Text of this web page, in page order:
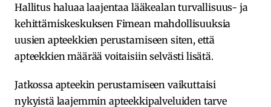
Hallitus haluaa laajentaa lääkealan turvallisuus- ja
kehittämiskeskuksen Fimean mahdollisuuksia
uusien apteekkien perustamiseen siten, että
apteekkien määrää voitaisiin selvästi lisätä.
Jatkossa apteekin perustamiseen vaikuttaisi
nykyistä laajemmin apteekkipalveluiden tarve